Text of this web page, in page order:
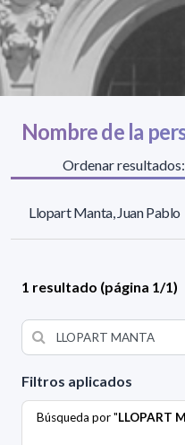
Filtros aplicados
Búsqueda por "LLOPART
Nombre de la
Ordenar
Llopart Manta, Juan Pablo
1 resultado (página 1/1)